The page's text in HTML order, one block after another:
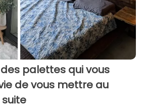
palettes qui vous
de vous mettre au